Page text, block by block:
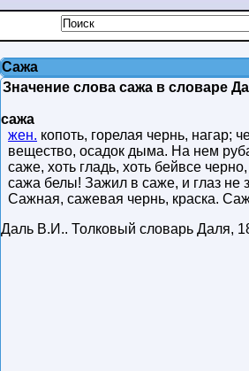
Сажа
Значение слова сажа в словаре
сажа
жен. копоть, горелая чернь, нагар;
вещество, осадок дыма. На нем
саже, хоть гладь, хоть бейвсе
сажа белы! Зажил в саже, и глаз не
Сажная, сажевая чернь, краска.
Даль В.И.. Толковый словарь Даля,